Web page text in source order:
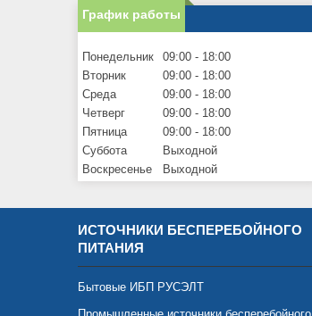
График работы
Понедельник 09:00
18:00
Вторник
09:00
18:00
Среда
09:00
18:00
Четверг
09:00
18:00
Пятница
09:00
18:00
Суббота
Выходной
Воскресенье
Выходной
ИСТОЧНИКИ БЕСПЕРЕБОЙНОГО
ПИТАНИЯ
Бытовые ИБП РУСЭЛТ